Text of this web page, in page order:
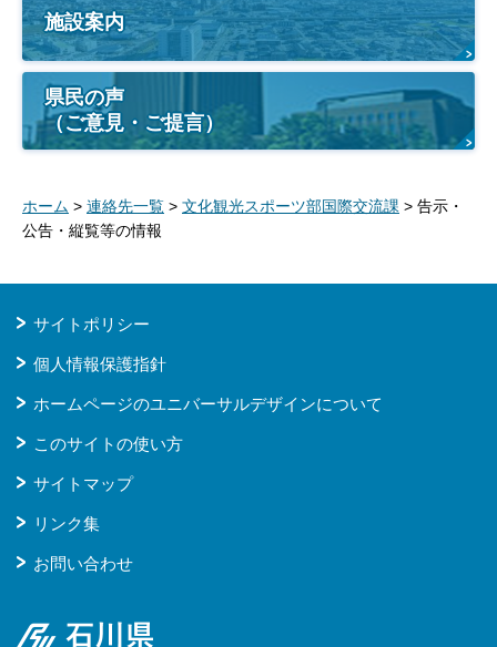
施設案内
県民の声
（ご意見・ご提言）
ホーム > 連絡先一覧 > 文化観光スポーツ部国際交流課 > 告示・
公告・縦覧等の情報
サイトポリシー
個人情報保護指針
ホームページのユニバーサルデザインについて
このサイトの使い方
サイトマップ
リンク集
お問い合わせ
石川県